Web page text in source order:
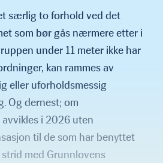
særlig to forhold ved det
som bør gås nærmere etter i
under 11 meter ikke har
kan rammes av
eller uforholdsmessig
Og dernest; om
i 2026 uten
til de som har benyttet
med Grunnlovens